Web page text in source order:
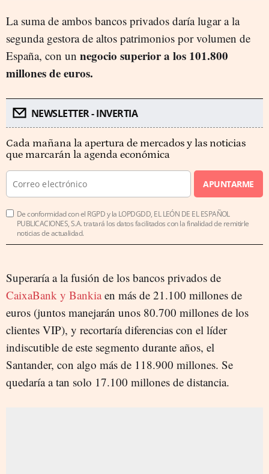
La suma de ambos bancos privados daría lugar a la
segunda gestora de altos patrimonios por volumen de
España, con un negocio superior a los 101.800
millones de euros.
NEWSLETTER - INVERTIA
Cada mañana la apertura de mercados y las noticias
que marcarán la agenda económica
APUNTARME
De conformidad con el RGPD y la LOPDGDD, EL LEÓN DE EL ESPAÑOL
PUBLICACIONES, S.A. tratará los datos facilitados con la finalidad de remitirle
noticias de actualidad.
Superaría a la fusión de los bancos privados de
CaixaBank y Bankiaen más de 21.100 millones de
euros (juntos manejarán unos 80.700 millones de los
clientes VIP), y recortaría diferencias con el líder
indiscutible de este segmento durante años, el
Santander, con algo más de 118.900 millones. Se
quedaría a tan solo 17.100 millones de distancia.